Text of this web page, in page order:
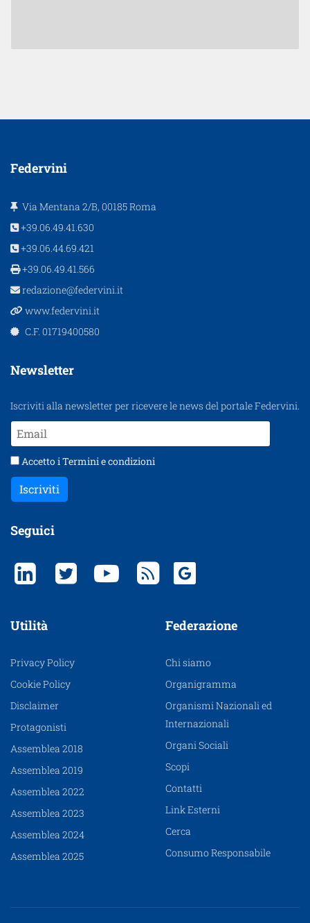
Federvini
Via Mentana 2/B, 00185 Roma
+39.06.49.41.630
+39.06.44.69.421
+39.06.49.41.566
redazione@federvini.it
www.federvini.it
C.F. 01719400580
Newsletter
Iscriviti alla newsletter per ricevere le news del portale Federvini.
Accetto iTermini e condizioni
Iscriviti
Seguici
Utilità
Privacy Policy
Cookie Policy
Disclaimer
Protagonisti
Assemblea 2018
Assemblea 2019
Assemblea 2022
Assemblea 2023
Assemblea 2024
Assemblea 2025
Federazione
Chi siamo
Organigramma
Organismi Nazionali ed
Internazionali
Organi Sociali
Scopi
Contatti
Link Esterni
Cerca
Consumo Responsabile